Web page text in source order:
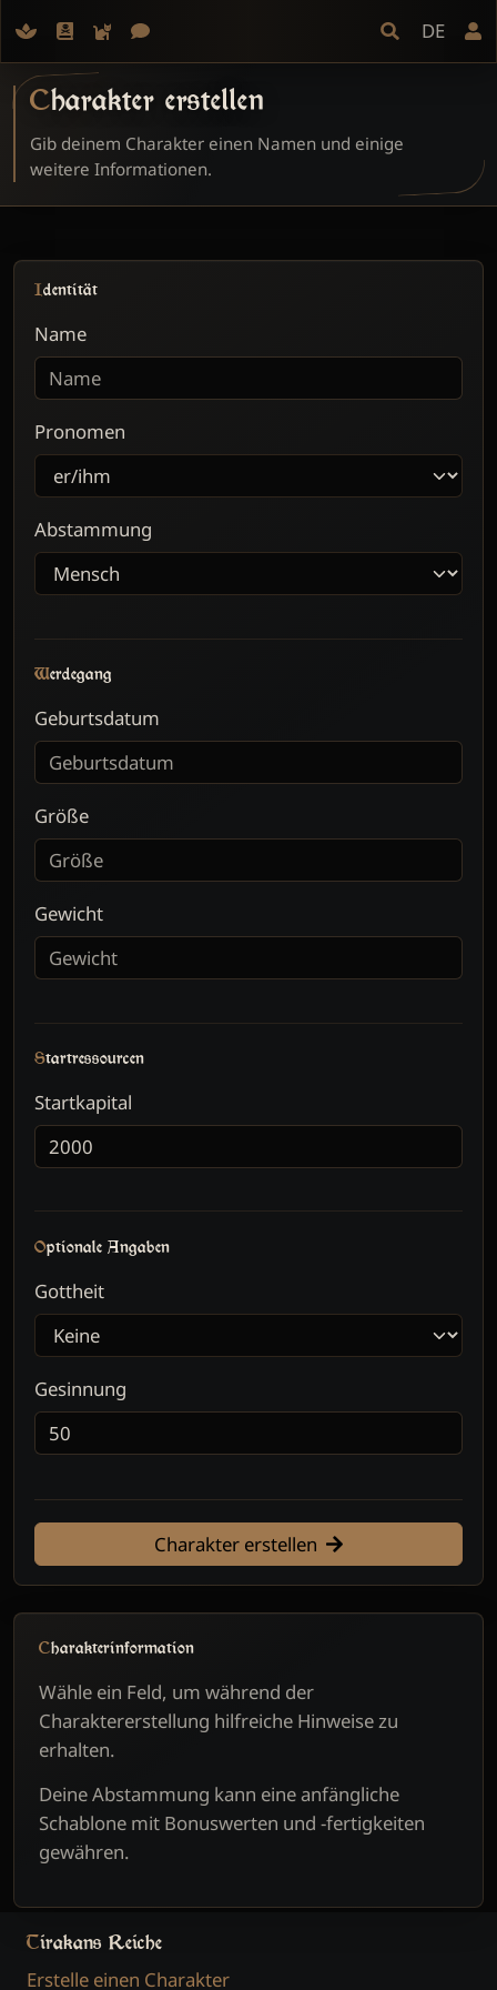
DE
Charakter erstellen
Gib deinem Charakter einen Namen und einige
weitere Informationen.
Erweiterungen
Identität
Name
Pronomen
Abstammung
Werdegang
Geburtsdatum
Größe
Gewicht
Startressourcen
Startkapital
Optionale Angaben
Gottheit
Gesinnung
Charakter erstellen
Charakterinformation
Wähle ein Feld, um während der
Charaktererstellung hilfreiche Hinweise zu
erhalten.
Deine Abstammung kann eine anfängliche
Schablone mit Bonuswerten und -fertigkeiten
gewähren.
Tirakans Reiche
Erstelle einen Charakter